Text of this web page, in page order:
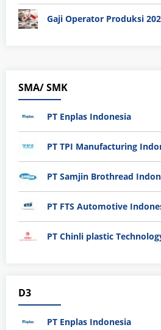
SMA/ SMK
PT Enplas Indonesia
PT TPI Manufacturing
PT Samjin Brothread
PT FTS Automotive
PT Chinli plastic
D3
PT Enplas Indonesia